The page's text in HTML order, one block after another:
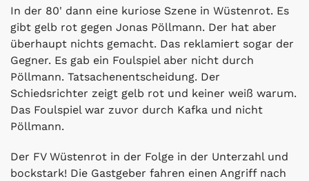
In der 80' dann eine kuriose Szene in Wüstenrot. Es
gibt gelb rot gegen Jonas Pöllmann. Der hat aber
überhaupt nichts gemacht. Das reklamiert sogar der
Gegner. Es gab ein Foulspiel aber nicht durch
Pöllmann. Tatsachenentscheidung. Der
Schiedsrichter zeigt gelb rot und keiner weiß warum.
Das Foulspiel war zuvor durch Kafka und nicht
Pöllmann.
Der FV Wüstenrot in der Folge in der Unterzahl und
bockstark! Die Gastgeber fahren einen Angriff nach